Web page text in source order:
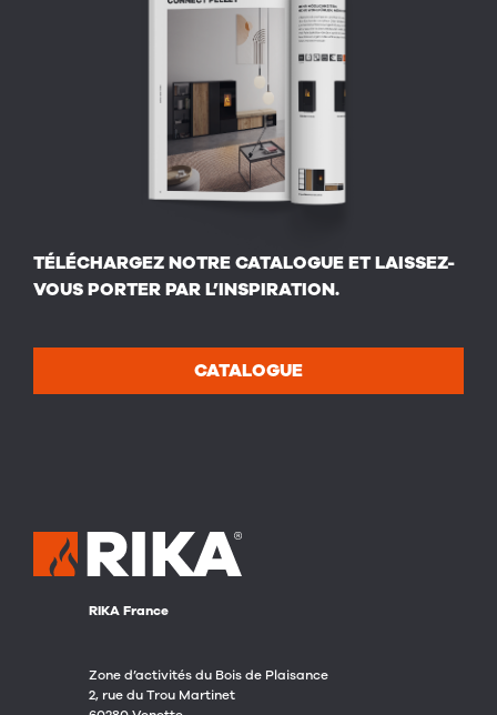
RIKA France
Zone d’activités du Bois de Plaisance
2, rue du Trou Martinet
TÉLÉCHARGEZ NOTRE CATALOGUE ET LAISSEZ-
VOUS PORTER PAR L’INSPIRATION.
CATALOGUE